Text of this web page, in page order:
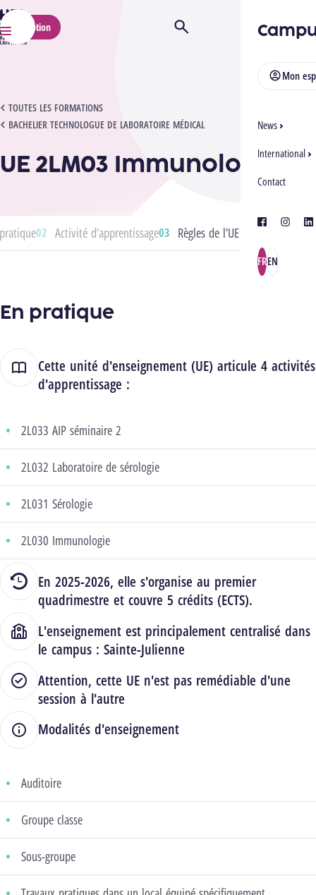
HELMo
Menu
Mon
News
International
Contact
facebook
FREN
Inscription Ouvrir/Fermer la recherche
TOUTES LES FORMATIONS
BACHELIER TECHNOLOGUE DE LABORATOIRE MÉDICAL
UE 2LM03 IMMUNOLOGIE
UE 2LM03 Immunologie
Activité d’apprentissage Règles de l’UE
En pratique
Cette unité d'enseignement (UE) articule 4 activités
d'apprentissage :
2L033 AIP séminaire 2
2L032 Laboratoire de sérologie
2L031 Sérologie
2L030 Immunologie
En 2025-2026, elle s'organise au premier
quadrimestre et couvre 5 crédits (ECTS).
L'enseignement est principalement centralisé dans
le campus : Sainte-Julienne
Attention, cette UE n'est pas remédiable d'une
session à l'autre
Modalités d'enseignement
Auditoire
Groupe classe
Sous-groupe